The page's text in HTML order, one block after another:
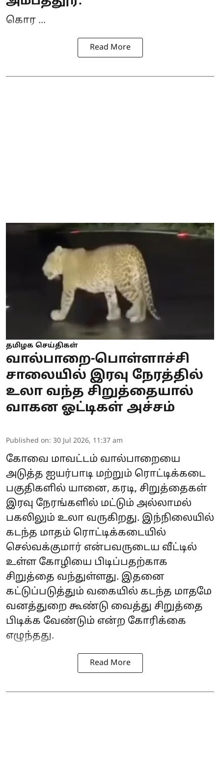
கொர ...
Read More
தமிழக செய்திகள்
வால்பாறை-பொள்ளாச்சி
சாலையில் இரவு நேரத்தில்
உலா வந்த சிறுத்தையால்
வாகன ஓட்டிகள் அச்சம்
Published on: 30 Jul 2026, 11:37 am
கோவை மாவட்டம் வால்பாறையை
அடுத்த ஐயர்பாடி மற்றும் ரொட்டிக்கடை
பகுதிகளில் யானை, கரடி, சிறுத்தைகள்
இரவு நேரங்களில் மட்டும் அல்லாமல்
பகலிலும் உலா வருகிறது. இந்நிலையில்
கடந்த மாதம் ரொட்டிக்கடையில்
செல்வக்குமார் என்பவருடைய வீட்டில்
உள்ள கோழியை பிடிப்பதற்காக
சிறுத்தை வந்துள்ளது. இதனை
கட்டுப்படுத்தும் வகையில் கடந்த மாதமே
வனத்துறை கூண்டு வைத்து சிறுத்தை
பிடிக்க வேண்டும் என்ற கோரிக்கை
எழுந்தது.
Read More